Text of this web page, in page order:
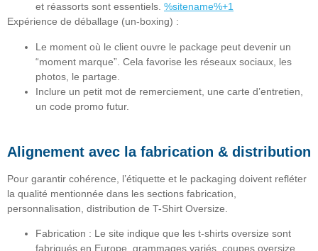
et réassorts sont essentiels. %sitename%+1
Expérience de déballage (un-boxing) :
Le moment où le client ouvre le package peut devenir un
“moment marque”. Cela favorise les réseaux sociaux, les
photos, le partage.
Inclure un petit mot de remerciement, une carte d’entretien,
un code promo futur.
Alignement avec la fabrication & distribution
Pour garantir cohérence, l’étiquette et le packaging doivent refléter
la qualité mentionnée dans les sections fabrication,
personnalisation, distribution de T-Shirt Oversize.
Fabrication : Le site indique que les t-shirts oversize sont
fabriqués en Europe, grammages variés, coupes oversize